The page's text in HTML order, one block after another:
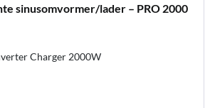
sinusomvormer/lader – PRO 2000
Charger 2000W